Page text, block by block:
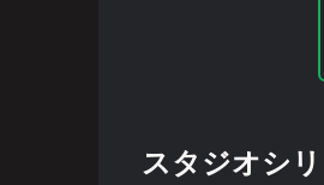
スタジオシ